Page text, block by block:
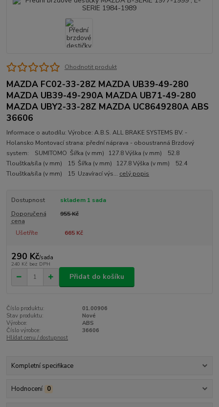
Ohodnotit produkt
MAZDA FC02-33-28Z MAZDA UB39-49-280
MAZDA UB39-49-290A MAZDA UB71-49-280
MAZDA UBY2-33-28Z MAZDA UC8649280A ABS
36606
Informace o autodílu: Výrobce: A.B.S. ALL BRAKE SYSTEMS BV. -
Holansko Montovací strana: přední náprava - oboustranná Brzdový
system: SUMITOMO Šířka (v mm) 127.8 Výška (v mm) 52.8
Tlouštka/síla (v mm) 15 Šířka (v mm) 127.8 Výška (v mm) 52.4
Tlouštka/síla (v mm) 15 Uzavírací výs... celý popis
Dostupnost
skladem 1 sada
Doporučená
cena
955 Kč
Ušetříte 665 Kč
290 Kč/sada
240 Kč bez DPH
Přidat do košíku
Číslo produktu:
01.00906
Stav produktu:
Nové
Výrobce:
ABS
Číslo výrobce:
36606
Hlídat cenu / dostupnost
Kompletní specifikace
Hodnocení 0